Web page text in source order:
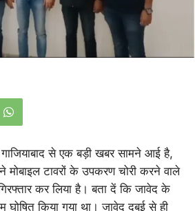
गाजियाबाद से एक बड़ी खबर सामने आई है,
मोबाइल टावरों के उपकरण चोरी करने वाले
कर लिया है। बता दें कि जावेद के
किया गया था। जावेद दुबई से ही